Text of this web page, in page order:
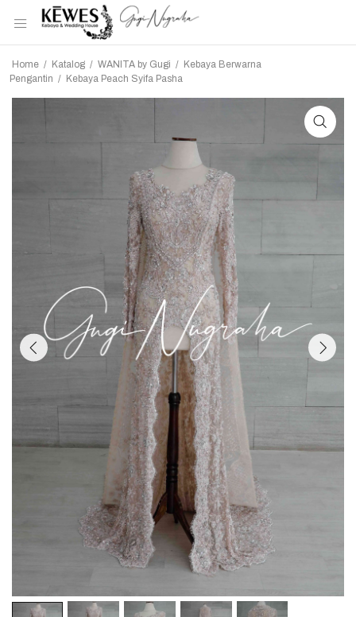
Home / Katalog / WANITA by Gugi / Kebaya Berwarna
Pengantin / Kebaya Peach Syifa Pasha